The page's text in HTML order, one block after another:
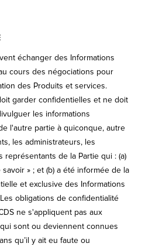
échanger des Informations
cours des négociations pour
des Produits et services.
garder confidentielles et ne doit
les informations
l'autre partie à quiconque, autre
les administrateurs, les
représentants de la Partie qui : (a)
» ; et (b) a été informée de la
et exclusive des Informations
obligations de confidentialité
ne s'appliquent pas aux
sont ou deviennent connues
qu’il y ait eu faute ou